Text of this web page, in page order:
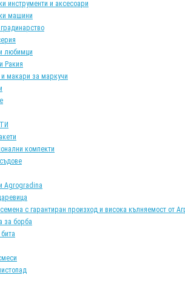
инструменти и аксесоари
машини
любимци
Ракия
и макари за маркучи
компекти
Agrogradina
с гарантиран произход и висока кълняемост от
за борба